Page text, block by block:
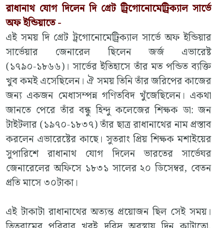
রাধানাথ যোগ দিলেন দি গ্রেট ট্রিগোনোমেট্রিক্যাল সার্ভে
অফ ইন্ডিয়াতে -
এই সময় দি গ্রেট ট্রগোনোমেট্রিক্যাল সার্ভে অফ ইন্ডিয়ার
সার্ভেয়ার জেনারেল ছিলেন জর্জ এভারেষ্ট
(১৭৯০-১৮৬৬)। সার্ভের ইতিহাসে তাঁর মত পন্ডিত ব্যক্তি
খুব কমই এসেছিলেন। ঐ সময় তিনি তাঁর জরিপের কাজের
জন্য একজন মেধাসম্পন্ন গণিতবিদ খুঁজেছিলেন। একথা
জানতে পেরে তাঁর বন্ধু হিন্দু কলেজের শিক্ষক ডা: জন
টাইটলার (১৯৭০-১৮৩৭) তাঁর ছাত্র রাধানাথের নাম প্রস্তাব
করলেন এভারেষ্টের কাছে। সুতরাং প্রিয় শিক্ষক মশাইয়ের
সুপারিশে রাধানাথ যোগ দিলেন ভারতের সার্ভেঘর
জেনারেলের অফিসে ১৮৩১ সালের ২০ ডিসেম্বর, বেতন
প্রতি মাসে ৩০টাকা।
এই টাকাটা রাধানাথের অত্যন্ত প্রয়োজন ছিল সেই সময়।